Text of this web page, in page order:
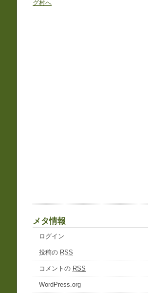
メタ情報
ログイン
投稿の RSS
コメントの RSS
WordPress.org